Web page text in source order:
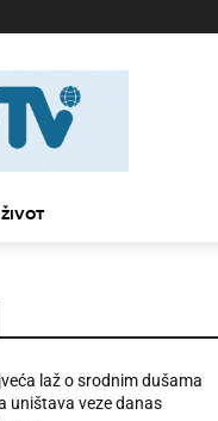
laž o srodnim dušama
uništava veze danas